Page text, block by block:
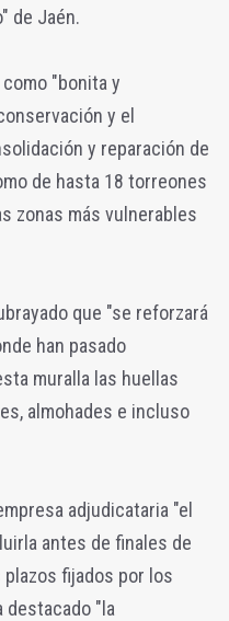
de Jaén.
"bonita y
y el
y reparación de
de hasta 18 torreones
zonas más vulnerables
que "se reforzará
han pasado
muralla las huellas
almohades e incluso
adjudicataria "el
antes de finales de
fijados por los
destacado "la